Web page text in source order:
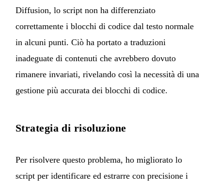
Diffusion, lo script non ha differenziato
correttamente i blocchi di codice dal testo normale
in alcuni punti. Ciò ha portato a traduzioni
inadeguate di contenuti che avrebbero dovuto
rimanere invariati, rivelando così la necessità di una
gestione più accurata dei blocchi di codice.
Strategia di risoluzione
Per risolvere questo problema, ho migliorato lo
script per identificare ed estrarre con precisione i